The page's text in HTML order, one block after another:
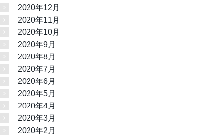
2020年12月
2020年11月
2020年10月
2020年9月
2020年8月
2020年7月
2020年6月
2020年5月
2020年4月
2020年3月
2020年2月